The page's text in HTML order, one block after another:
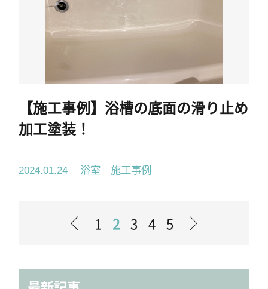
【施工事例】浴槽の底面の滑り止め
加工塗装！
2024.01.24 浴室 施工事例
1 2 3 4 5